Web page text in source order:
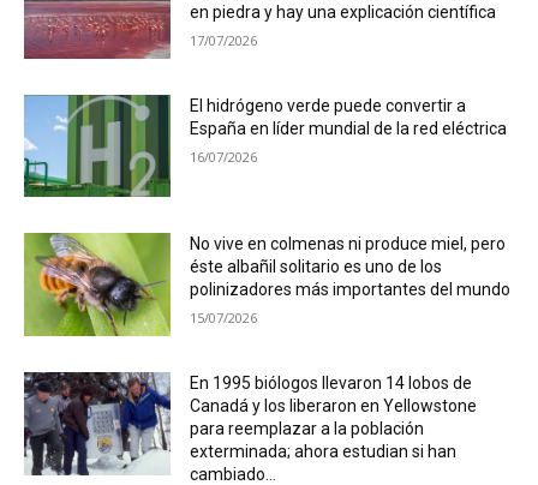
en piedra y hay una explicación científica
17/07/2026
El hidrógeno verde puede convertir a
España en líder mundial de la red eléctrica
16/07/2026
No vive en colmenas ni produce miel, pero
éste albañil solitario es uno de los
polinizadores más importantes del mundo
15/07/2026
En 1995 biólogos llevaron 14 lobos de
Canadá y los liberaron en Yellowstone
para reemplazar a la población
exterminada; ahora estudian si han
cambiado...